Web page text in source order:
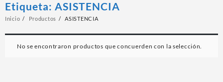
Etiqueta: ASISTENCIA
Inicio Productos ASISTENCIA
No se encontraron productos que concuerden con la selección.